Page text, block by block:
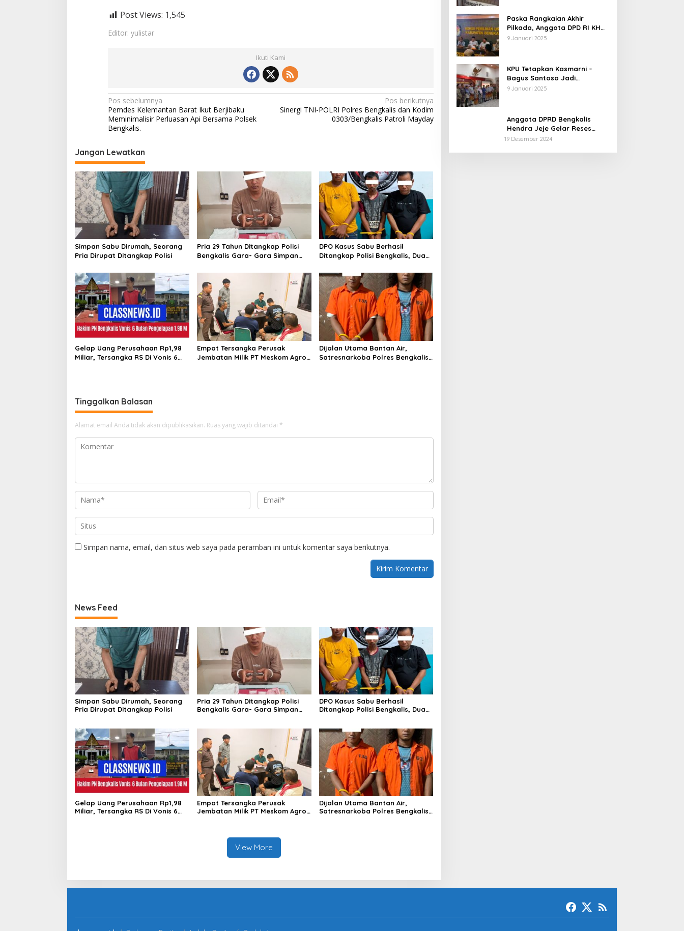
a
D
e
t
a
n
Post Views: 1,545
Editor: yulistar
Ikuti Kami
N
a
v
i
g
a
s
i
p
o
s
Pos sebelumnya
Pemdes Kelemantan Barat Ikut Berjibaku
Meminimalisir Perluasan Api Bersama Polsek
Bengkalis.
Pos berikutnya
Sinergi TNI-POLRI Polres Bengkalis dan Kodim
0303/Bengkalis Patroli Mayday
Jangan Lewatkan
Simpan Sabu Dirumah, Seorang
Pria Dirupat Ditangkap Polisi
Pria 29 Tahun Ditangkap Polisi
Bengkalis Gara- Gara Simpan
DPO Kasus Sabu Berhasil
Ditangkap Polisi Bengkalis, Dua
Gelap Uang Perusahaan Rp1,98
Miliar, Tersangka RS Di Vonis 6
Empat Tersangka Perusak
Jembatan Milik PT Meskom Agro
Dijalan Utama Bantan Air,
Satresnarkoba Polres Bengkalis
Tinggalkan Balasan
Alamat email Anda tidak akan dipublikasikan. Ruas yang wajib ditandai *
Simpan nama, email, dan situs web saya pada peramban ini untuk komentar saya berikutnya.
News Feed
Simpan Sabu Dirumah, Seorang
Pria Dirupat Ditangkap Polisi
Pria 29 Tahun Ditangkap Polisi
Bengkalis Gara- Gara Simpan
DPO Kasus Sabu Berhasil
Ditangkap Polisi Bengkalis, Dua
Gelap Uang Perusahaan Rp1,98
Miliar, Tersangka RS Di Vonis 6
Empat Tersangka Perusak
Jembatan Milik PT Meskom Agro
Dijalan Utama Bantan Air,
Satresnarkoba Polres Bengkalis
View More
Paska Rangkaian Akhir
Pilkada, Anggota DPD RI KH
Muhammad Mursyid
9 Januari 2025
KPU Tetapkan Kasmarni –
Bagus Santoso Jadi
Pemenang Pilkada 2024
9 Januari 2025
Anggota DPRD Bengkalis
Hendra Jeje Gelar Reses
Perdana
19 Desember 2024